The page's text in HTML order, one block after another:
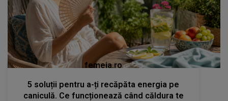
femeia.ro
5 soluții pentru a-ți recăpăta energia pe
caniculă. Ce funcționează când căldura te